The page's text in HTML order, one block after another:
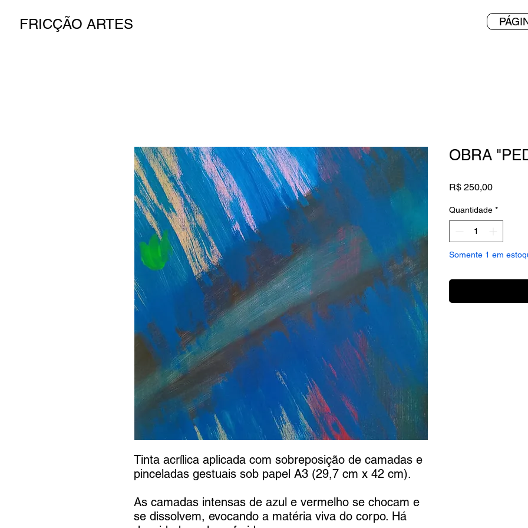
FRICÇÃO ARTES
Tinta acrílica aplicada com sobreposição de camadas e
pinceladas gestuais sob papel A3 (29,7 cm x 42 cm).
As camadas intensas de azul e vermelho se chocam e
se dissolvem, evocando a matéria viva do corpo. Há
OBRA
R$ 250,00Preço
Quantidade *
Somente 1 em